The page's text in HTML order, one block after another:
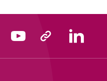
Youtube TikTok LinkedIn